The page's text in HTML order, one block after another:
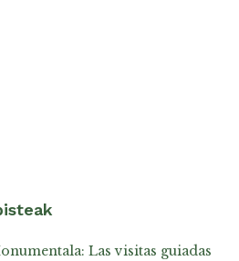
Las visitas guiadas